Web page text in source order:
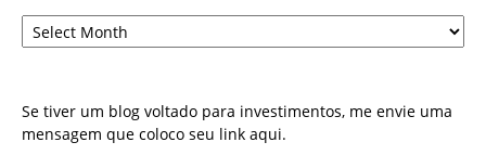
Arquivo
Se tiver um blog voltado para investimentos, me envie uma
mensagem que coloco seu link aqui.